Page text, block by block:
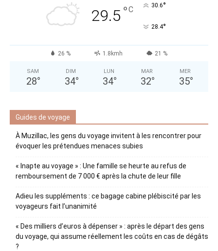
29.5 °C 30.6°
28.4°
26 % 1.8kmh 21 %
SAM
28°
DIM
34°
LUN
34°
MAR
32°
MER
35°
Guides de voyage
À Muzillac, les gens du voyage invitent à les rencontrer pour
évoquer les prétendues menaces subies
« Inapte au voyage » : Une famille se heurte au refus de
remboursement de 7 000 € après la chute de leur fille
Adieu les suppléments : ce bagage cabine plébiscité par les
voyageurs fait l’unanimité
« Des milliers d’euros à dépenser » : après le départ des gens
du voyage, qui assume réellement les coûts en cas de dégâts
?